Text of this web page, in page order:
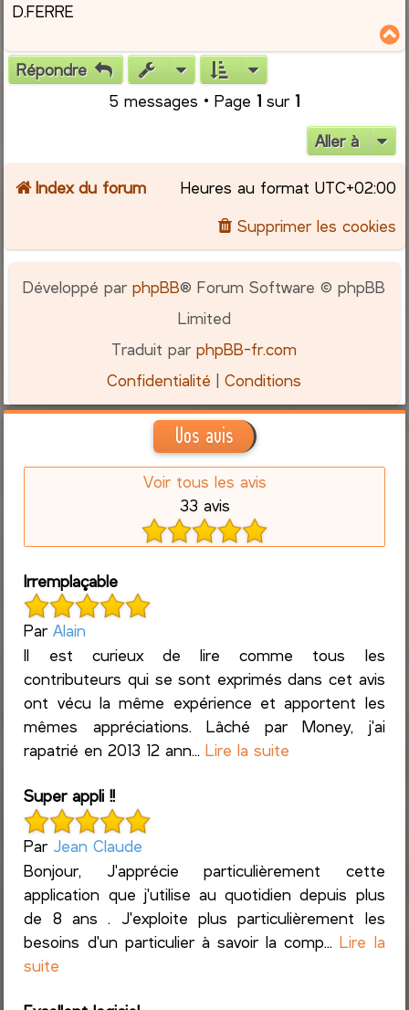
D.FERRE
Répondre
5 messages • Page 1 sur 1
Aller à
Index du forum Heures au format UTC+02:00
Supprimer les cookies
Développé parphpBB® Forum Software © phpBB
Limited
Traduit parphpBB-fr.com
Confidentialité |Conditions
Vos avis
Voir tous les avis
33 avis
Irremplaçable
ParAlain
Il est curieux de lire comme tous les
contributeurs qui se sont exprimés dans cet avis
ont vécu la même expérience et apportent les
mêmes appréciations. Lâché par Money, j'ai
rapatrié en 2013 12 ann...Lire la suite
Super appli !!
Par Jean Claude
Bonjour, J'apprécie particulièrement cette
application que j'utilise au quotidien depuis plus
de 8 ans . J'exploite plus particulièrement les
besoins d'un particulier à savoir la comp...Lire la
suite